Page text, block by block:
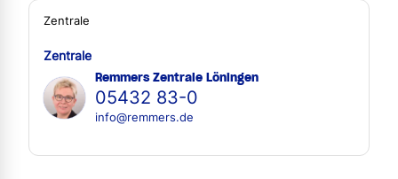
Zentrale
Zentrale
Remmers Zentrale Löningen
05432 83-0
info@remmers.de